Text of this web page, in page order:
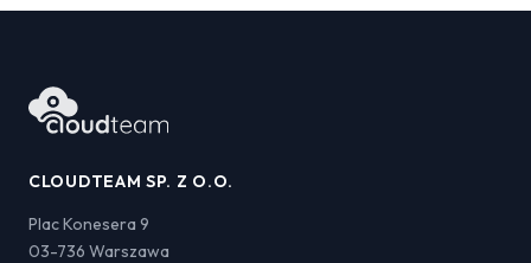
CLOUDTEAM SP. Z O.O.
Plac Konesera 9
03-736 Warszawa